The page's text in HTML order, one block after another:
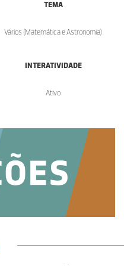
TEMA
Vários (Matemática e Astronomia)
INTERATIVIDADE
Ativo